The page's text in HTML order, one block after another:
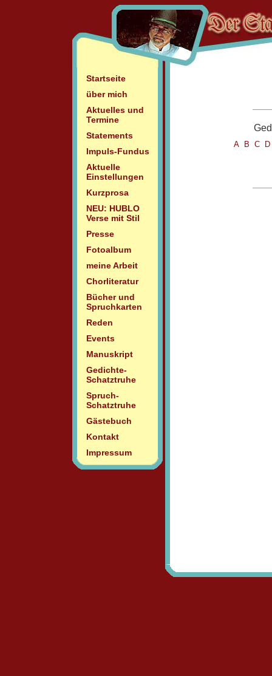
Startseite
über mich
Aktuelles und
Termine
Statements
Impuls-Fundus
Aktuelle
Einstellungen
Kurzprosa
NEU: HUBLO
Verse mit Stil
Presse
Fotoalbum
meine Arbeit
Chorliteratur
Bücher und
Spruchkarten
Reden
Events
Manuskript
Gedichte-
Schatztruhe
Spruch-
Schatztruhe
Gästebuch
Kontakt
Impressum
A B C D